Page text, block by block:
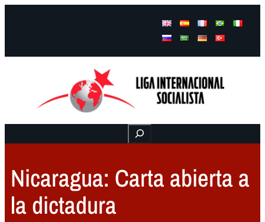
Buscar
Nicaragua: Carta abierta a
la dictadura